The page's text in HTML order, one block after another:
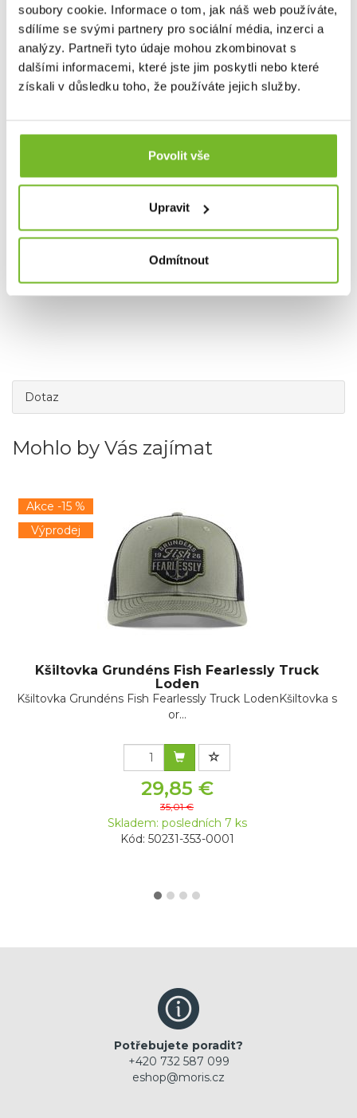
soubory cookie. Informace o tom, jak náš web používáte,
sdílíme se svými partnery pro sociální média, inzerci a
analýzy. Partneři tyto údaje mohou zkombinovat s
dalšími informacemi, které jste jim poskytli nebo které
získali v důsledku toho, že používáte jejich služby.
Povolit vše
Upravit
Odmítnout
ve městě, Grundéns nabízí produkty, které vás udrží v
suchu, teple a stylu. Přidejte se k tisícům spokojených
zákazníků a objevte, proč je Grundéns synonymem pro
nejlepší rybářské oblečení na trhu.
Grundéns pro Českou republiku a Slovensko.
Dotaz
Mohlo by Vás zajímat
Akce -15 %
Výprodej
Kšiltovka Grundéns Fish Fearlessly Truck
Loden
Kšiltovka Grundéns Fish Fearlessly Truck LodenKšiltovka s
or...
29,85 €
35,01 €
Skladem: posledních 7 ks
Kód: 50231-353-0001
Potřebujete poradit?
+420 732 587 099
eshop@moris.cz